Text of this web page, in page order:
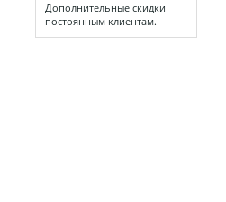
Дополнительные скидки
постоянным клиентам.